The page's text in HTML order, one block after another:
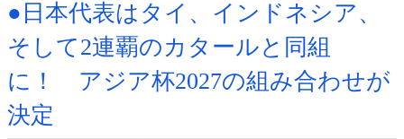
●日本代表はタイ、インドネシア、
そして2連覇のカタールと同組
に！ アジア杯2027の組み合わせが
決定